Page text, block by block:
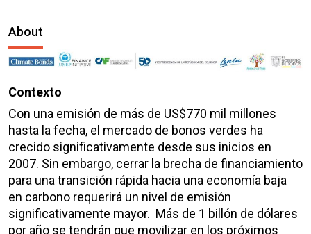
About
Contexto
Con una emisión de más de US$770 mil millones
hasta la fecha, el mercado de bonos verdes ha
crecido significativamente desde sus inicios en
2007. Sin embargo, cerrar la brecha de financiamiento
para una transición rápida hacia una economía baja
en carbono requerirá un nivel de emisión
significativamente mayor. Más de 1 billón de dólares
por año se tendrán que movilizar en los próximos